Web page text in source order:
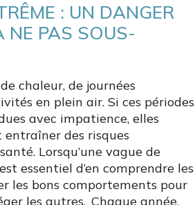
: UN DANGER
NE PAS SOUS-
chaleur, de journées
en plein air. Si ces périodes
avec impatience, elles
des risques
Lorsqu’une vague de
essentiel d’en comprendre les
les bons comportements pour
les autres. Chaque année,